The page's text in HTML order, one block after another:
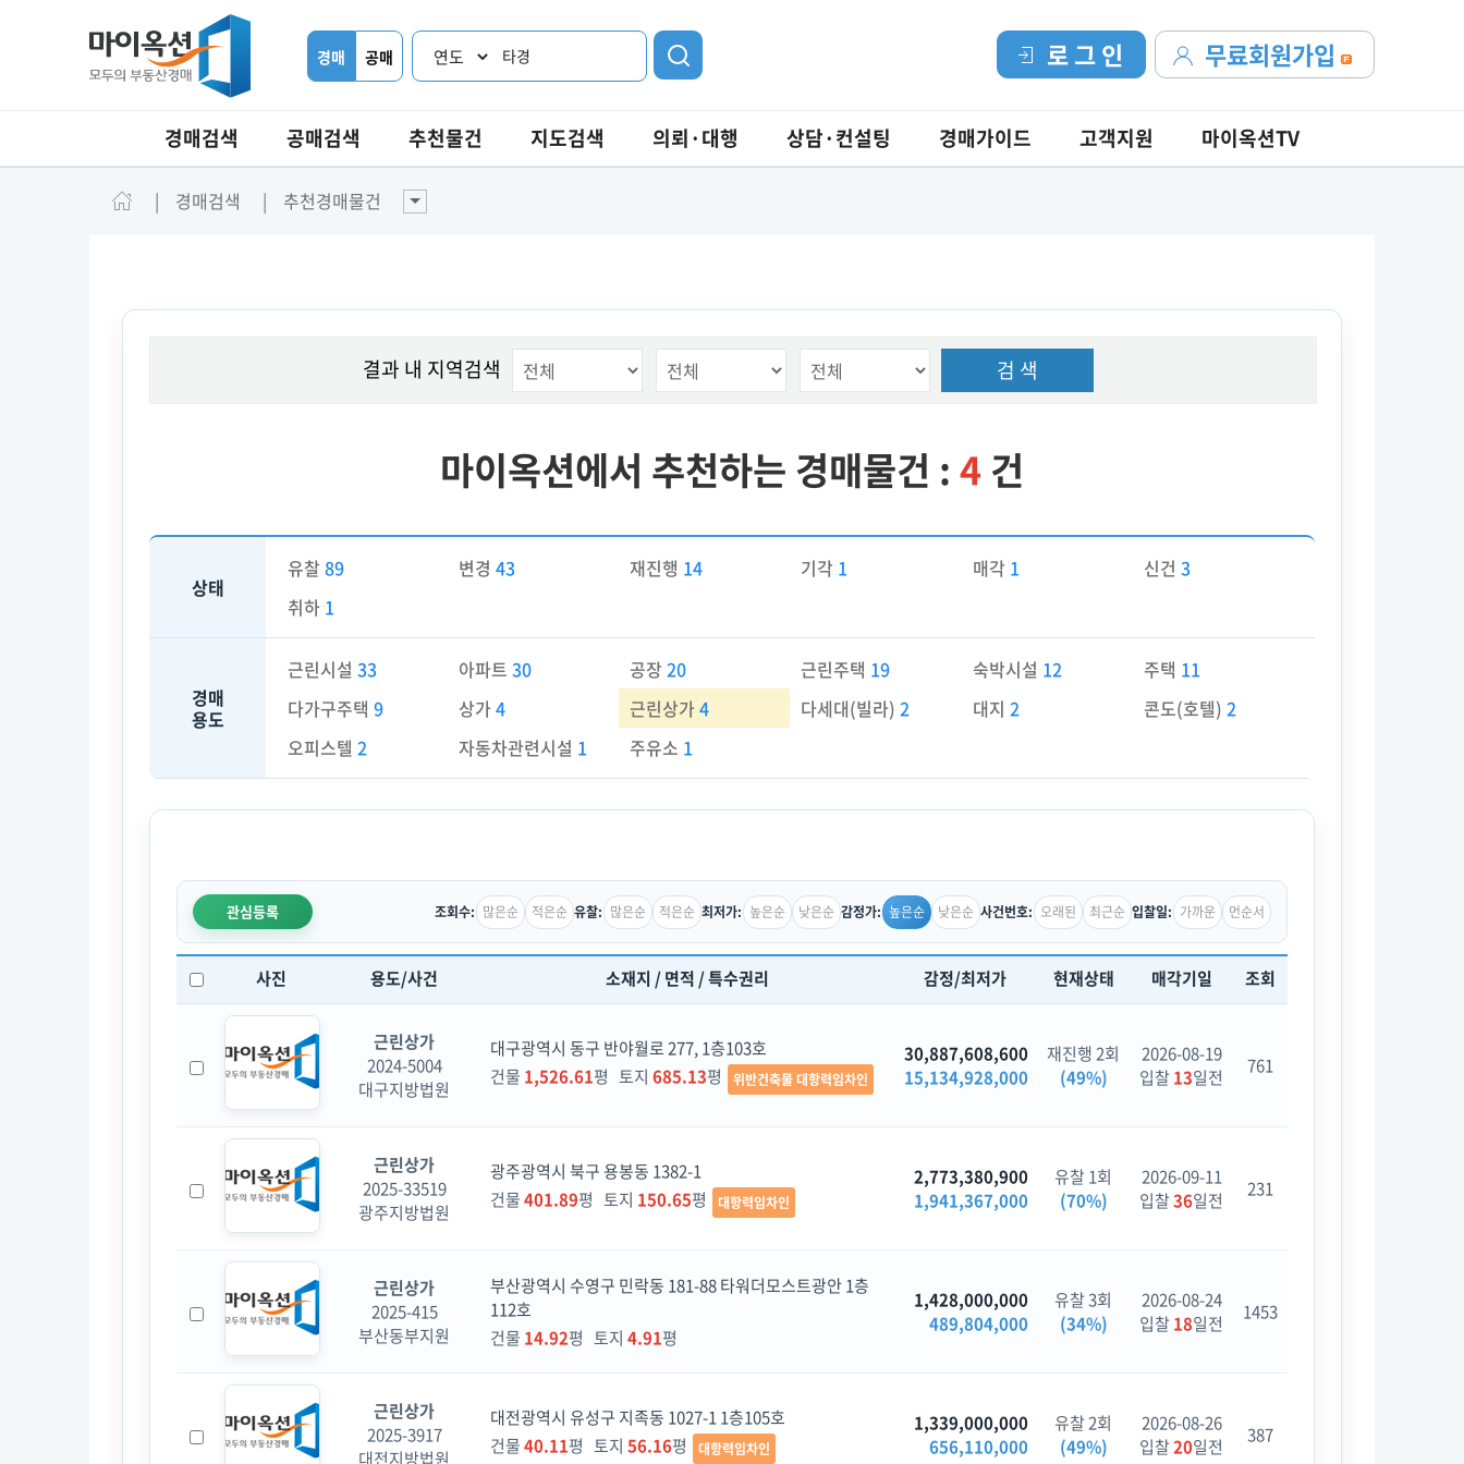
경매 공매 타경 무료회원가입
로 그 인
경매검색 공매검색 추천물건 지도검색 의뢰·대행 상담·컨설팅 경매가이드 고객지원 마이옥션TV
경매검색 추천경매물건
결과 내 지역검색 검 색
마이옥션에서 추천하는 경매물건 : 4 건
상태
유찰 89 변경43 재진행 14 기각 1 매각 1 신건 3
취하 1
경매
용도
근린시설 33 아파트30 공장20 근린주택 19 숙박시설 12 주택 11
다가구주택 9 상가4 근린상가4 다세대(빌라)2 대지 2 콘도(호텔) 2
오피스텔 2 자동차관련시설 1 주유소 1
관심등록 조회수: 많은순 적은순 유찰: 많은순 적은순 최저가: 높은순 낮은순 감정가: 높은순 낮은순 사건번호: 오래된 최근순 입찰일: 가까운 먼순서
사진 용도/사건 소재지 / 면적 / 특수권리 감정/최저가 현재상태 매각기일 조회
근린상가
2024-5004
대구지방법원
대구광역시 동구 반야월로 277, 1층103호
건물 1,526.61평 토지 685.13평 위반건축물 대항력임차인
30,887,608,600
15,134,928,000
재진행 2회
(49%)
2026-08-19
입찰13일전 761
근린상가
2025-33519
광주지방법원
광주광역시 북구 용봉동 1382-1
건물401.89평 토지 150.65평 대항력임차인
2,773,380,900
1,941,367,000
유찰 1회
(70%)
2026-09-11
입찰36일전 231
근린상가
2025-415
부산동부지원
부산광역시 수영구 민락동 181-88 타워더모스트광안 1층
112호
건물 14.92평 토지 4.91평
1,428,000,000
489,804,000
유찰 3회
(34%)
2026-08-24
입찰18일전 1453
근린상가
2025-3917
대전지방법원
대전광역시 유성구 지족동 1027-1 1층105호
건물40.11평 토지 56.16평 대항력임차인
1,339,000,000
656,110,000
유찰 2회
(49%)
2026-08-26
입찰20일전 387